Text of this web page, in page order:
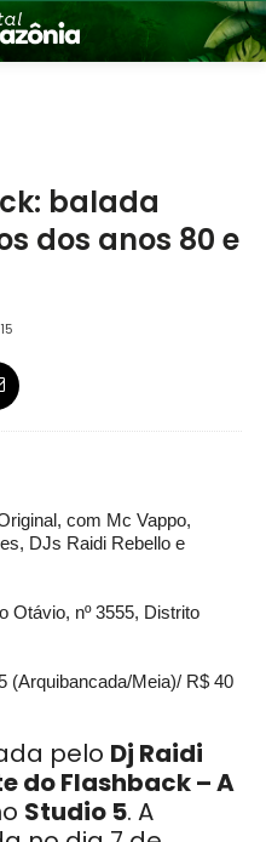
balada
dos anos 80 e
com Mc Vappo,
DJs Raidi Rebello e
Otávio, nº 3555, Distrito
(Arquibancada/Meia)/ R$ 40
pelo Dj Raidi
do Flashback – A
Studio 5. A